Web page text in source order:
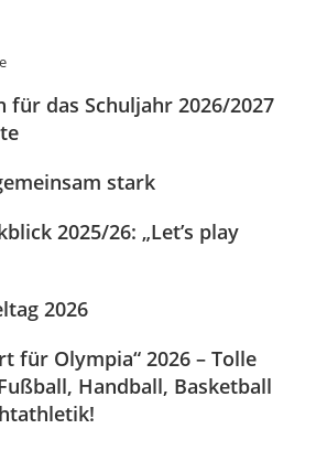
für das Schuljahr 2026/2027
stark
2025/26: „Let’s play
2026
für Olympia“ 2026 – Tolle
Handball, Basketball